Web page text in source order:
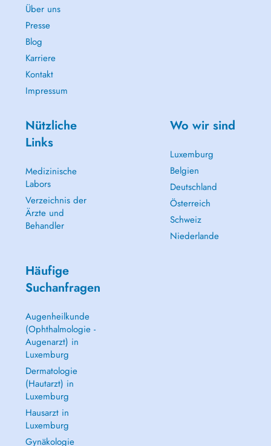
Über uns
Presse
Blog
Karriere
Kontakt
Impressum
Nützliche
Links
Medizinische
Labors
Verzeichnis der
Ärzte und
Behandler
Wo wir sind
Luxemburg
Belgien
Deutschland
Österreich
Schweiz
Niederlande
Häufige
Suchanfragen
Augenheilkunde
(Ophthalmologie -
Augenarzt) in
Luxemburg
Dermatologie
(Hautarzt) in
Luxemburg
Hausarzt in
Luxemburg
Gynäkologie